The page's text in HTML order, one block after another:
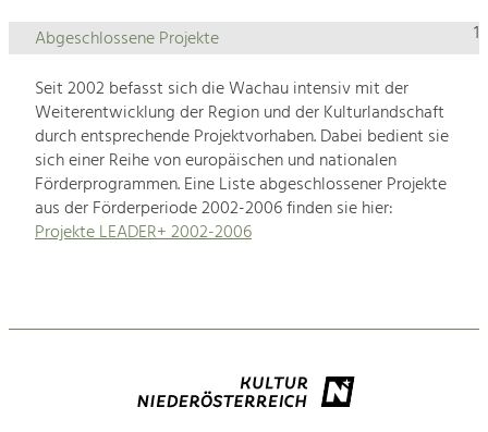
1
Abgeschlossene Projekte
Seit 2002 befasst sich die Wachau intensiv mit der
Weiterentwicklung der Region und der Kulturlandschaft
durch entsprechende Projektvorhaben. Dabei bedient sie
sich einer Reihe von europäischen und nationalen
Förderprogrammen. Eine Liste abgeschlossener Projekte
aus der Förderperiode 2002-2006 finden sie hier:
Projekte LEADER+ 2002-2006